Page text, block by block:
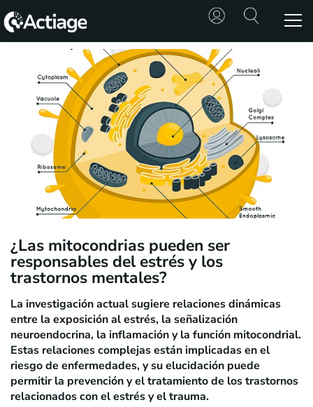
TRATAMIENTOS
CONSULTA
CONOCE
ACTIAGE
RECURSOS
¿Las mitocondrias pueden ser
responsables del estrés y los
trastornos mentales?
La investigación actual sugiere relaciones dinámicas
entre la exposición al estrés, la señalización
neuroendocrina, la inflamación y la función mitocondrial.
Estas relaciones complejas están implicadas en el
riesgo de enfermedades, y su elucidación puede
permitir la prevención y el tratamiento de los trastornos
relacionados con el estrés y el trauma.